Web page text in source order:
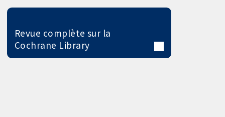
Revue complète sur la
Cochrane Library